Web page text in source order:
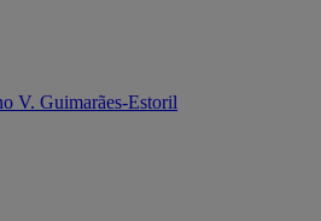
V. Guimarães-Estoril